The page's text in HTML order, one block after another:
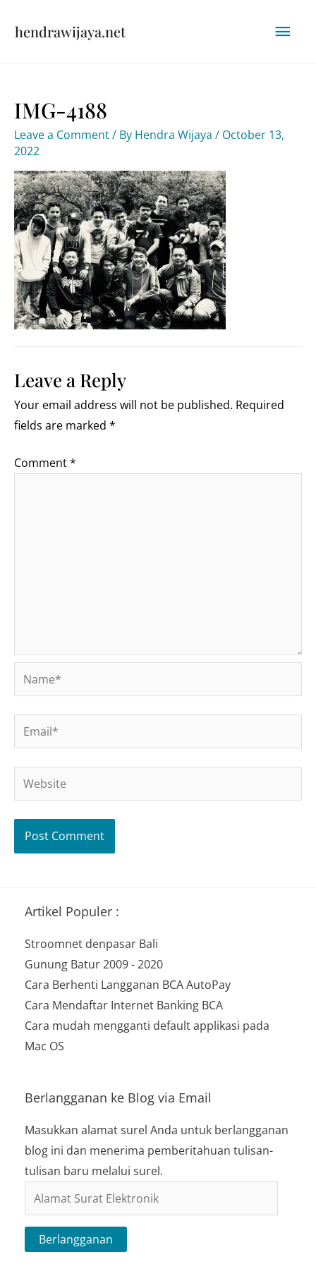
hendrawijaya.net
IMG-4188
Leave a Comment/ By Hendra Wijaya / October 13,
2022
Leave a Reply
Your email address will not be published. Required
fields are marked *
Comment*
Name*
Email*
Website
Artikel Populer :
Stroomnet denpasar Bali
Gunung Batur 2009 - 2020
Cara Berhenti Langganan BCA AutoPay
Cara Mendaftar Internet Banking BCA
Cara mudah mengganti default applikasi pada
Mac OS
Berlangganan ke Blog via Email
Masukkan alamat surel Anda untuk berlangganan
blog ini dan menerima pemberitahuan tulisan-
tulisan baru melalui surel.
Alamat
Surat
Elektronik
Berlangganan